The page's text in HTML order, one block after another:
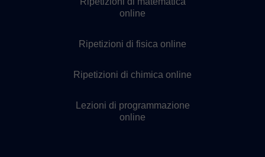
online
Ripetizioni di fisica online
Ripetizioni di chimica online
Lezioni di programmazione
online